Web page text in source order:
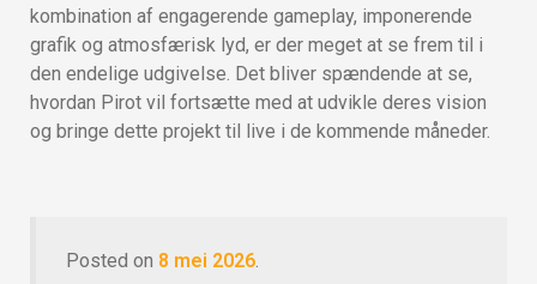
kombination af engagerende gameplay, imponerende
grafik og atmosfærisk lyd, er der meget at se frem til i
den endelige udgivelse. Det bliver spændende at se,
hvordan Pirot vil fortsætte med at udvikle deres vision
og bringe dette projekt til live i de kommende måneder.
Posted on 8 mei 2026.